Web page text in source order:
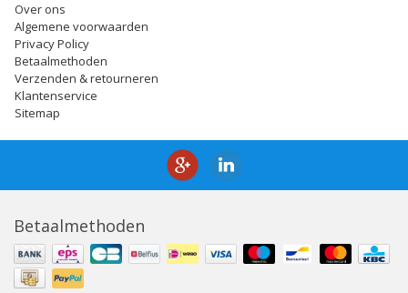
Over ons
Algemene voorwaarden
Privacy Policy
Betaalmethoden
Verzenden & retourneren
Klantenservice
Sitemap
Betaalmethoden